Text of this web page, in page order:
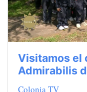
Visitamos el
Admirabilis
Colonia TV